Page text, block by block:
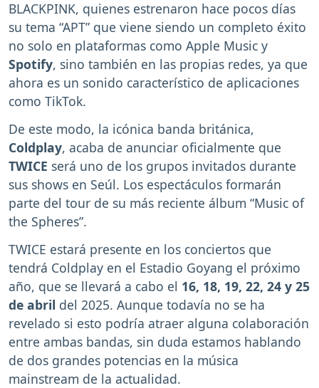
BLACKPINK, quienes estrenaron hace pocos días
su tema “APT” que viene siendo un completo éxito
no solo en plataformas como Apple Music y
Spotify, sino también en las propias redes, ya que
ahora es un sonido característico de aplicaciones
como TikTok.
De este modo, la icónica banda británica,
Coldplay, acaba de anunciar oficialmente que
TWICE será uno de los grupos invitados durante
sus shows en Seúl. Los espectáculos formarán
parte del tour de su más reciente álbum “Music of
the Spheres”.
TWICE estará presente en los conciertos que
tendrá Coldplay en el Estadio Goyang el próximo
año, que se llevará a cabo el 16, 18, 19, 22, 24 y 25
de abril del 2025. Aunque todavía no se ha
revelado si esto podría atraer alguna colaboración
entre ambas bandas, sin duda estamos hablando
de dos grandes potencias en la música
mainstream de la actualidad.